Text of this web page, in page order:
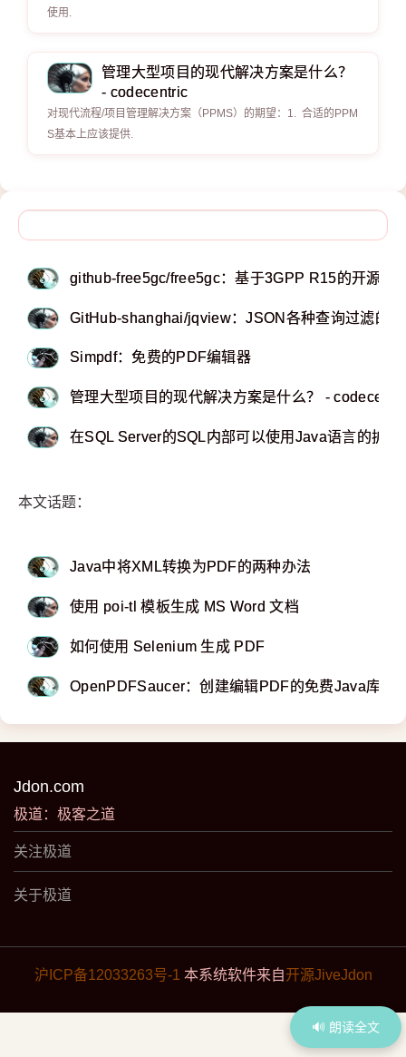
使用.
管理大型项目的现代解决方案是什么？
- codecentric
对现代流程/项目管理解决方案（PPMS）的期望：1. 合适的PPM
S基本上应该提供.
github-free5gc/free5gc：基于3GPP R15的开源5G
GitHub-shanghai/jqview：JSON各种查询过滤的
Simpdf：免费的PDF编辑器
管理大型项目的现代解决方案是什么？ -
在SQL Server的SQL内部可以使用Java语言的扩展
本文话题：
Java中将XML转换为PDF的两种办法
使用 poi-tl 模板生成 MS Word 文档
如何使用 Selenium 生成 PDF
OpenPDFSaucer：创建编辑PDF的免费Java库
Jdon.com
极道：极客之道
关注极道
关于极道
沪ICP备12033263号-1 本系统软件来自开源JiveJdon
🔊 朗读全文